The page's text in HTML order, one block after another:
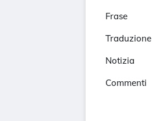
Frase
Traduzione
Notizia
Commenti